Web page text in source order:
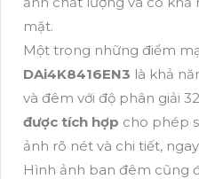
mặt.
Một trong những điểm
DAi4K8416EN3 là khả
và đêm với độ phân giải
được tích hợp cho phép
ảnh rõ nét và chi tiết,
Hình ảnh ban đêm cũng